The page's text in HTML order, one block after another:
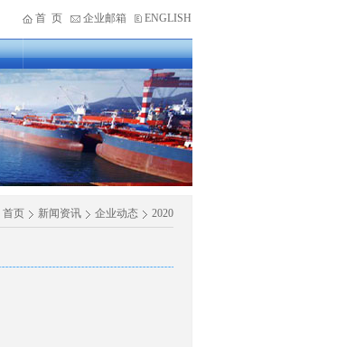
首 页 企业邮箱 ENGLISH
首页 新闻资讯 企业动态 2020